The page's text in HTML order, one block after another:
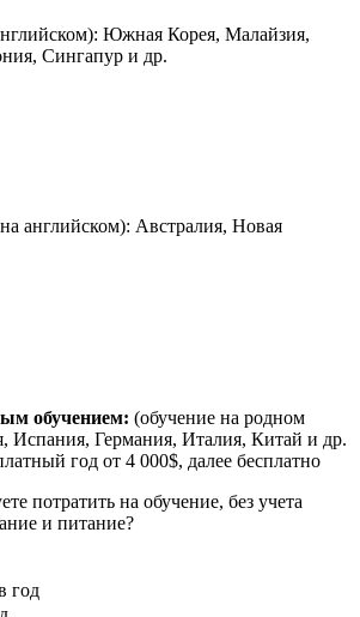
Южная Корея, Малайзия,
Сингапур и др.
английском): Австралия, Новая
обучением: (обучение на родном
Испания, Германия, Италия, Китай и др.
год от 4 000$, далее бесплатно
потратить на обучение, без учета
и питание?
год